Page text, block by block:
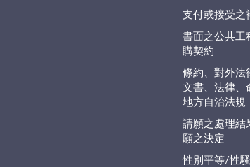
支付或接受之
書面之公共工
購契約
條約、對外法
文書、法律、
地方自治法規
請願之處理結
願之決定
性別平等/性